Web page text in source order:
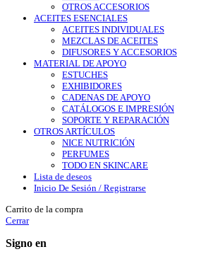
OTROS ACCESORIOS
ACEITES ESENCIALES
ACEITES INDIVIDUALES
MEZCLAS DE ACEITES
DIFUSORES Y ACCESORIOS
MATERIAL DE APOYO
ESTUCHES
EXHIBIDORES
CADENAS DE APOYO
CATÁLOGOS E IMPRESIÓN
SOPORTE Y REPARACIÓN
OTROS ARTÍCULOS
NICE NUTRICIÓN
PERFUMES
TODO EN SKINCARE
Lista de deseos
Inicio De Sesión / Registrarse
Carrito de la compra
Cerrar
Signo en